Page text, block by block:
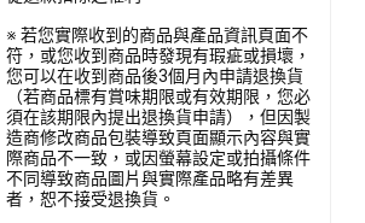
※ 若您實際收到的商品與產品資訊頁面不
符，或您收到商品時發現有瑕疵或損壞，
您可以在收到商品後3個月內申請退換貨
（若商品標有賞味期限或有效期限，您必
須在該期限內提出退換貨申請），但因製
造商修改商品包裝導致頁面顯示內容與實
際商品不一致，或因螢幕設定或拍攝條件
不同導致商品圖片與實際產品略有差異
者，恕不接受退換貨。